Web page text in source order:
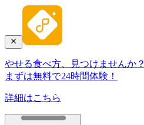
やせる食べ方、見つけませんか？
まずは無料で24時間体験！
詳細はこちら